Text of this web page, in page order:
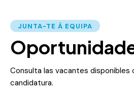
JUNTA-TE À EQUIPA
Consulta las vacantes disponibles
candidatura.